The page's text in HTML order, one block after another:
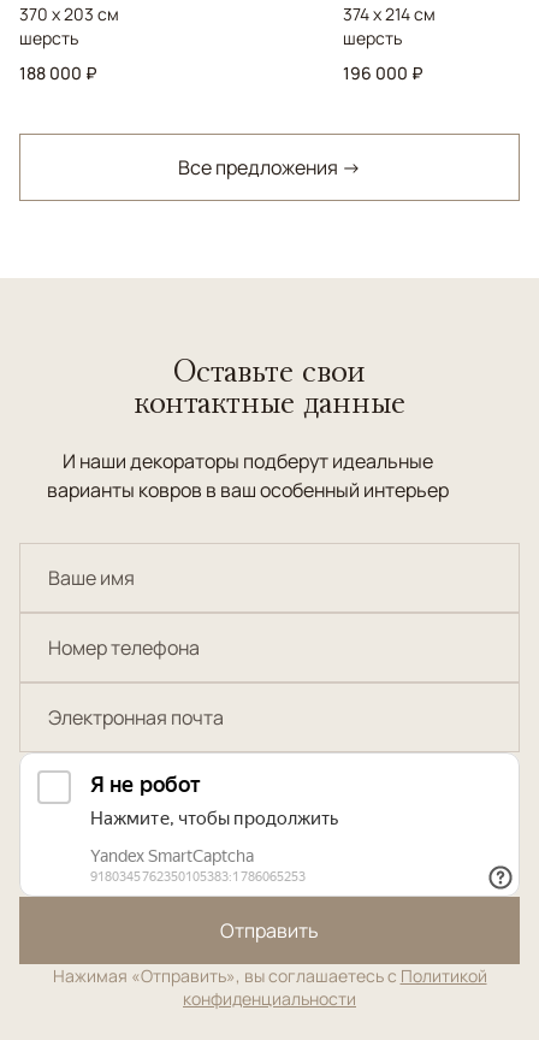
370 x 203 см
шерсть
188 000 ₽
374 x 214 см
шерсть
196 000 ₽
Все предложения →
Оставьте свои
контактные данные
И наши декораторы подберут идеальные
варианты ковров в ваш особенный интерьер
Отправить
Нажимая «Отправить», вы соглашаетесь с Политикой
конфиденциальности